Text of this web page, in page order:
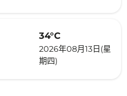
34°C
2026年08月13日(星
期四)